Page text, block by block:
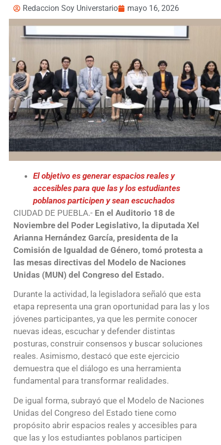
Redaccion Soy Universtario mayo 16, 2026
El objetivo es generar espacios reales y
accesibles para que las y los estudiantes
poblanos participen y sean escuchados
CIUDAD DE PUEBLA.- En el Auditorio 18 de
Noviembre del Poder Legislativo, la diputada Xel
Arianna Hernández García, presidenta de la
Comisión de Igualdad de Género, tomó protesta a
las mesas directivas del Modelo de Naciones
Unidas (MUN) del Congreso del Estado.
Durante la actividad, la legisladora señaló que esta
etapa representa una gran oportunidad para las y los
jóvenes participantes, ya que les permite conocer
nuevas ideas, escuchar y defender distintas
posturas, construir consensos y buscar soluciones
reales. Asimismo, destacó que este ejercicio
demuestra que el diálogo es una herramienta
fundamental para transformar realidades.
De igual forma, subrayó que el Modelo de Naciones
Unidas del Congreso del Estado tiene como
propósito abrir espacios reales y accesibles para
que las y los estudiantes poblanos participen